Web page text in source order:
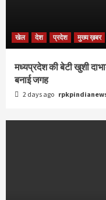
खेल देश प्रदेश मुख्य ख़बर
मध्यप्रदेश की बेटी खुशी
बनाई जगह
2 days ago